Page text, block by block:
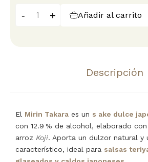
- + Añadir al carrito
Descripción
El Mirin Takara es un s ake dulce
con 12.9 % de alcohol, elaborado
arroz Koji. Aporta un dulzor natural y
característico, ideal para salsas